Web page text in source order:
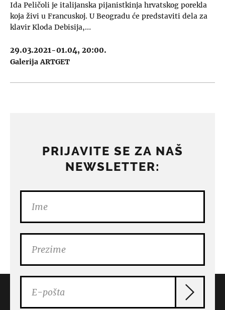
Ida Peličoli je italijanska pijanistkinja hrvatskog porekla
koja živi u Francuskoj. U Beogradu će predstaviti dela za
klavir Kloda Debisija,…
29.03.2021-01.04, 20:00.
Galerija ARTGET
PRIJAVITE SE ZA NAŠ
NEWSLETTER: